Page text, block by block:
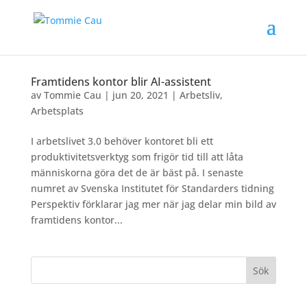
Framtidens kontor blir AI-assistent
av Tommie Cau | jun 20, 2021 | Arbetsliv,
Arbetsplats
I arbetslivet 3.0 behöver kontoret bli ett
produktivitetsverktyg som frigör tid till att låta
människorna göra det de är bäst på. I senaste
numret av Svenska Institutet för Standarders tidning
Perspektiv förklarar jag mer när jag delar min bild av
framtidens kontor...
Sök